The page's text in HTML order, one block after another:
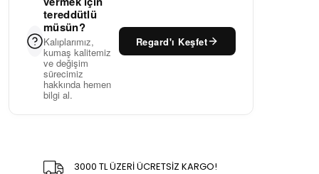
tereddütlü
müsün?
Kalıplarımız,
kumaş kalitemiz
ve değişim
sürecimiz
hakkında hemen
bilgi al.
Regard'ı Keşfet
3000 TL ÜZERİ ÜCRETSİZ KARGO!